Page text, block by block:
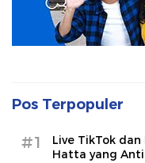
Pos Terpopuler
#1
Live TikTok
Hatta yang Anti